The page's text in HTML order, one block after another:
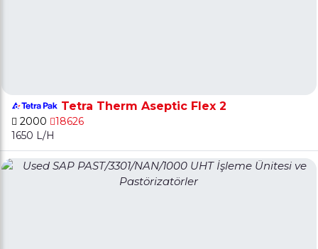
Tetra Therm Aseptic Flex 2
2000
18626
1650 L/H